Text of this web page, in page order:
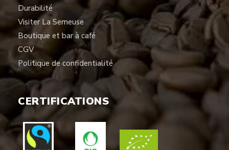
Durabilité
Visiter La Semeuse
Boutique et bar à café
CGV
Politique de confidentialité
CERTIFICATIONS